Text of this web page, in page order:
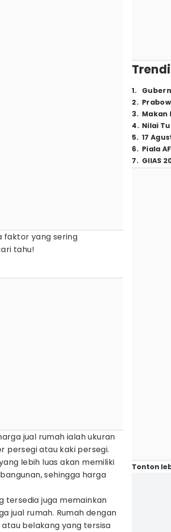
faktor yang sering
tahu!
jual rumah ialah ukuran
persegi atau kaki persegi.
lebih luas akan memiliki
sehingga harga
tersedia juga memainkan
jual rumah. Rumah dengan
belakang yang tersisa
1.
2.
3. Makan
4. Nilai
5. 17
6. Piala
7. GIIAS
Tonton